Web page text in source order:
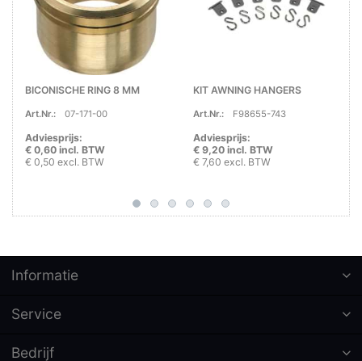
BICONISCHE RING 8 MM
Art.Nr.: 07-171-00
Adviesprijs:
€ 0,60 incl. BTW
€ 0,50 excl. BTW
KIT AWNING HANGERS
Art.Nr.: F98655-743
Adviesprijs:
€ 9,20 incl. BTW
€ 7,60 excl. BTW
Informatie
Service
Bedrijf